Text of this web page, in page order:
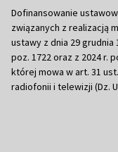
Dofinansowanie
związanych z realizacją
ustawy z dnia 29 grudnia
poz. 1722 oraz z 2024 r.
której mowa w art. 31
radiofonii i telewizji (Dz.